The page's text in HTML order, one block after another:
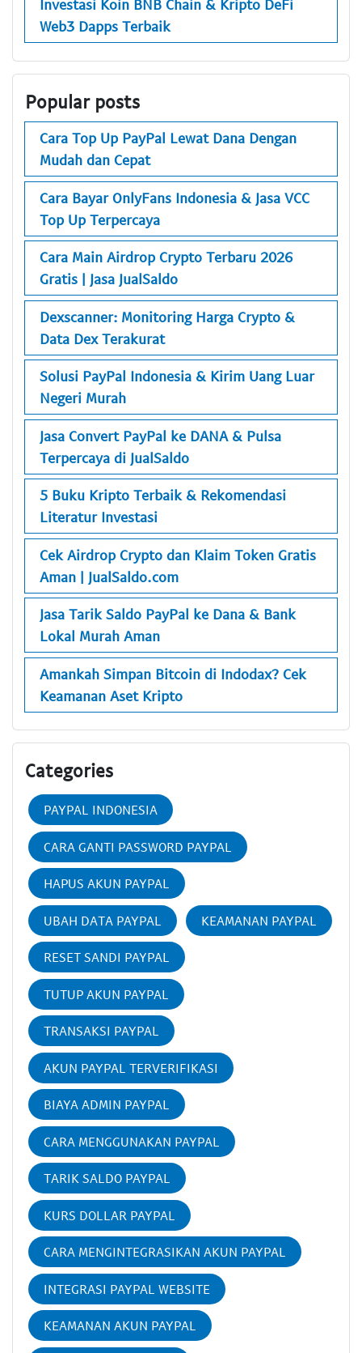
Investasi Koin BNB Chain & Kripto DeFi
Web3 Dapps Terbaik
Popular posts
Cara Top Up PayPal Lewat Dana Dengan
Mudah dan Cepat
Cara Bayar OnlyFans Indonesia & Jasa VCC
Top Up Terpercaya
Cara Main Airdrop Crypto Terbaru 2026
Gratis | Jasa JualSaldo
Dexscanner: Monitoring Harga Crypto &
Data Dex Terakurat
Solusi PayPal Indonesia & Kirim Uang Luar
Negeri Murah
Jasa Convert PayPal ke DANA & Pulsa
Terpercaya di JualSaldo
5 Buku Kripto Terbaik & Rekomendasi
Literatur Investasi
Cek Airdrop Crypto dan Klaim Token Gratis
Aman | JualSaldo.com
Jasa Tarik Saldo PayPal ke Dana & Bank
Lokal Murah Aman
Amankah Simpan Bitcoin di Indodax? Cek
Keamanan Aset Kripto
Categories
PAYPAL INDONESIA
CARA GANTI PASSWORD PAYPAL
HAPUS AKUN PAYPAL
UBAH DATA PAYPAL KEAMANAN PAYPAL
RESET SANDI PAYPAL
TUTUP AKUN PAYPAL
TRANSAKSI PAYPAL
AKUN PAYPAL TERVERIFIKASI
BIAYA ADMIN PAYPAL
CARA MENGGUNAKAN PAYPAL
TARIK SALDO PAYPAL
KURS DOLLAR PAYPAL
CARA MENGINTEGRASIKAN AKUN PAYPAL
INTEGRASI PAYPAL WEBSITE
KEAMANAN AKUN PAYPAL